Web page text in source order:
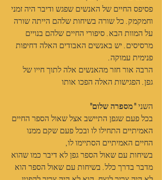
פסיפס החיים של האנשים שפגש ודיבר היה זמני
וחמקמק. כל שורה בשיחות שלהם הייתה שורה
על המוות הבא. סיפורי החיים שלהם בנויים
מרסיסים. יש באנשים האבודים האלה דחיפות
פנימית עמוקה.
הרבה אור חזר מהאנשים אלה לתוך חייו של
גפן. הפגישות האלה הפכו אותו
השני "מספרה שלום"
בכל פעם שגפן התיישב אצל שאול הספר החיים
האמיתיים התחילו לו ובכל פעם שקם ממנו
החיים האמיתיים הסתיימו לו,
בשיחות עם שאול הספר גפן לא דיבר כמו שהוא
מדבר בדרך כלל. בשיחות עם שאול הספר הוא